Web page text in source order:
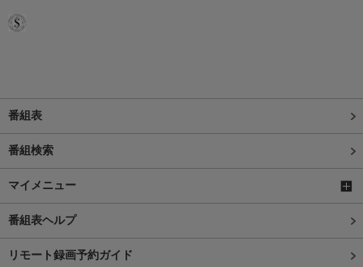
番組表
番組検索
マイメニュー
番組表ヘルプ
リモート録画予約ガイド